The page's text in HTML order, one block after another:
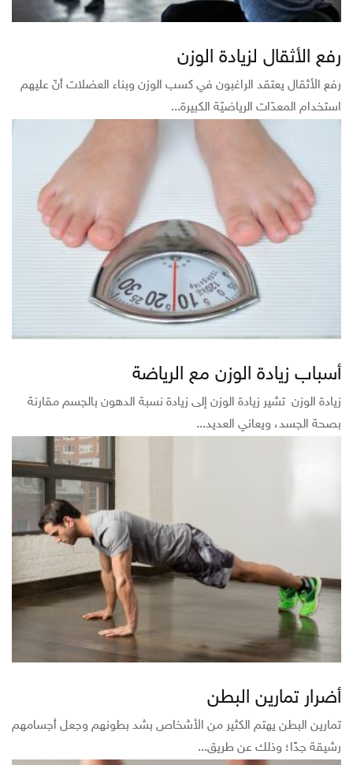
رفع الأثقال لزيادة الوزن
رفع الأثقال يعتقد الراغبون في كسب الوزن وبناء العضلات أنّ عليهم
استخدام المعدّات الرياضيّة الكبيرة...
أسباب زيادة الوزن مع الرياضة
زيادة الوزن تشير زيادة الوزن إلى زيادة نسبة الدهون بالجسم مقارنة
بصحة الجسد، ويعاني العديد...
أضرار تمارين البطن
تمارين البطن يهتم الكثير من الأشخاص بشد بطونهم وجعل أجسامهم
رشيقة جدًا؛ وذلك عن طريق...